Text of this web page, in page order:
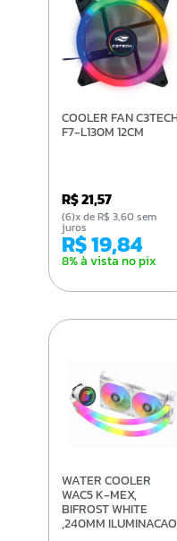
COOLER FAN C3TECH
F7-L130M 12CM
R$ 21,57
R$ 19,84
8% à vista no pix
(6)x de R$ 3,60 sem
juros
WATER COOLER
WAC5 K-MEX,
BIFROST WHITE
,240MM ILUMINACAO